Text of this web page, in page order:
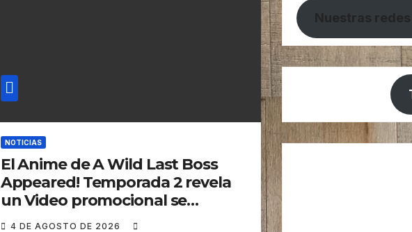
NOTICIAS
El Anime de A Wild Last Boss
Appeared! Temporada 2 revela
un Video promocional se
estrena en Octubre
4 DE AGOSTO DE 2026
Nuestras